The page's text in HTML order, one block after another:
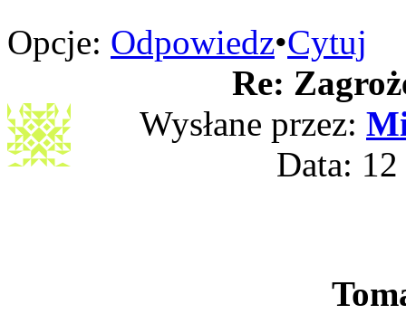
Opcje: Odpowiedz•Cytuj
Re:
Wysłane przez:
Data: